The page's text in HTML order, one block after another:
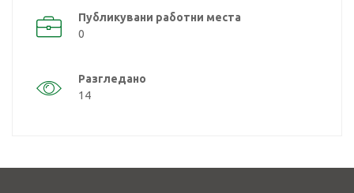
Публикувани работни места
0
Разгледано
14